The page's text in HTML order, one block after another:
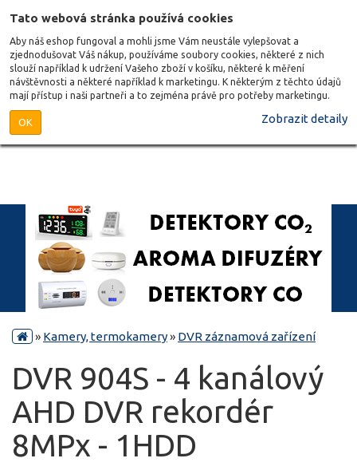
Tato webová stránka používá cookies
Aby náš eshop fungoval a mohli jsme Vám neustále vylepšovat a
zjednodušovat Váš nákup, používáme soubory cookies, některé z nich
slouží například k udržení Vašeho zboží v košíku, některé k měření
návštěvnosti a některé například k marketingu. K některým z těchto údajů
mají přístup i naši partneři a to zejména právě pro potřeby marketingu.
OK Zobrazit detaily
» Kamery, termokamery» DVR záznamová zařízení
DVR 904S - 4 kanálový
AHD DVR rekordér
8MPx - 1HDD